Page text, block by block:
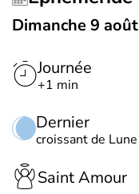
Dimanche 9 août
Journée
+1 min
Dernier
croissant de Lune
Saint Amour